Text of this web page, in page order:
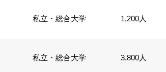
私立・総合大学 1,200人
私立・総合大学 3,800人